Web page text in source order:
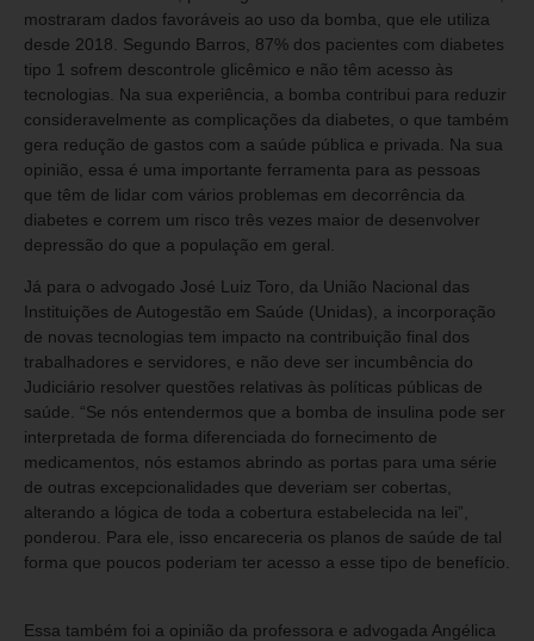
mostraram dados favoráveis ao uso da bomba, que ele utiliza
desde 2018. Segundo Barros, 87% dos pacientes com diabetes
tipo 1 sofrem descontrole glicêmico e não têm acesso às
tecnologias. Na sua experiência, a bomba contribui para reduzir
consideravelmente as complicações da diabetes, o que também
gera redução de gastos com a saúde pública e privada. Na sua
opinião, essa é uma importante ferramenta para as pessoas
que têm de lidar com vários problemas em decorrência da
diabetes e correm um risco três vezes maior de desenvolver
depressão do que a população em geral.
Já para o advogado José Luiz Toro, da União Nacional das
Instituições de Autogestão em Saúde (Unidas), a incorporação
de novas tecnologias tem impacto na contribuição final dos
trabalhadores e servidores, e não deve ser incumbência do
Judiciário resolver questões relativas às políticas públicas de
saúde. “Se nós entendermos que a bomba de insulina pode ser
interpretada de forma diferenciada do fornecimento de
medicamentos, nós estamos abrindo as portas para uma série
de outras excepcionalidades que deveriam ser cobertas,
alterando a lógica de toda a cobertura estabelecida na lei”,
ponderou. Para ele, isso encareceria os planos de saúde de tal
forma que poucos poderiam ter acesso a esse tipo de benefício.
Essa também foi a opinião da professora e advogada Angélica